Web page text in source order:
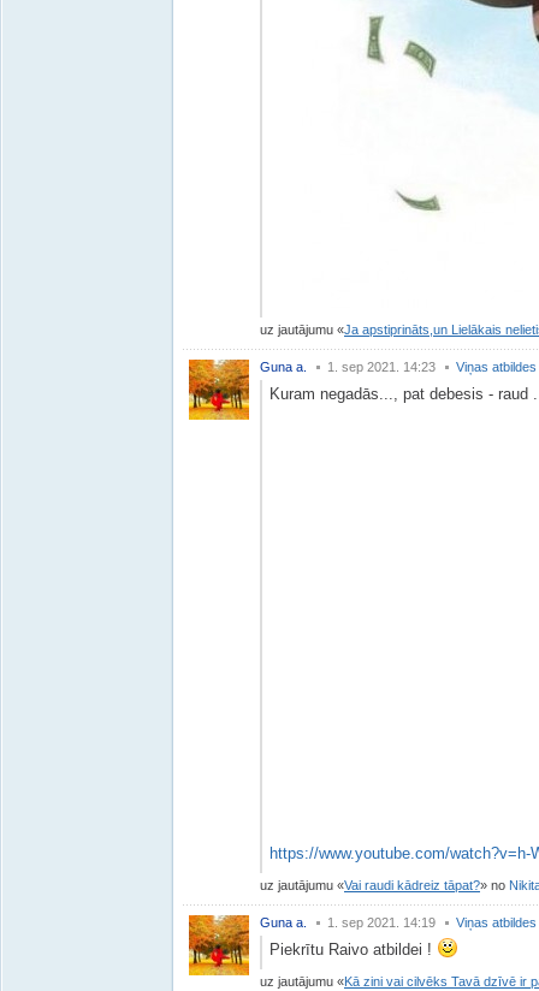
uz jautājumu Ja apstiprināts,un Lielākais
Guna a. 1. sep 2021. 14:23 Viņas atbildes
Kuram negadās..., pat debesis - raud
https://www.youtube.com/watch?v=h-
uz jautājumu Vai raudi kādreiz tāpat? no
Guna a. 1. sep 2021. 14:19 Viņas atbildes
Piekrītu Raivo atbildei !
uz jautājumu Kā zini vai cilvēks Tavā dzīvē ir